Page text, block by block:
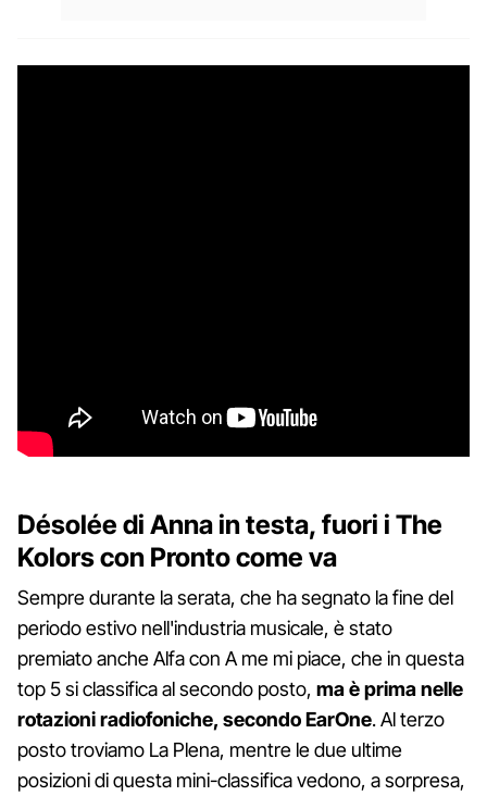
Désolée di Anna in testa, fuori i The
Kolors con Pronto come va
Sempre durante la serata, che ha segnato la fine del
periodo estivo nell'industria musicale, è stato
premiato anche Alfa con A me mi piace, che in questa
top 5 si classifica al secondo posto, ma è prima nelle
rotazioni radiofoniche, secondo EarOne. Al terzo
posto troviamo La Plena, mentre le due ultime
posizioni di questa mini-classifica vedono, a sorpresa,